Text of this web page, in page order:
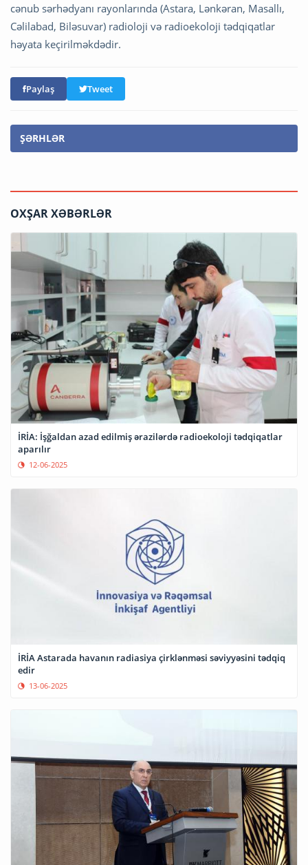
cənub sərhədyanı rayonlarında (Astara, Lənkəran, Masallı,
Cəlilabad, Biləsuvar) radioloji və radioekoloji tədqiqatlar
həyata keçirilməkdədir.
Paylaş Tweet
ŞƏRHLƏR
OXŞAR XƏBƏRLƏR
İRİA: İşğaldan azad edilmiş ərazilərdə radioekoloji tədqiqatlar
aparılır
12-06-2025
İRİA Astarada havanın radiasiya çirklənməsi səviyyəsini tədqiq
edir
13-06-2025